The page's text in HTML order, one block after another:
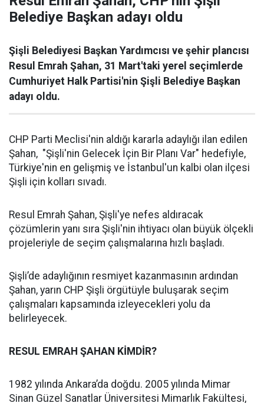
Belediye Başkan adayı oldu
Şişli Belediyesi Başkan Yardımcısı ve şehir plancısı
Resul Emrah Şahan, 31 Mart'taki yerel seçimlerde
Cumhuriyet Halk Partisi'nin Şişli Belediye Başkan
adayı oldu.
CHP Parti Meclisi'nin aldığı kararla adaylığı ilan edilen
Şahan, "Şişli'nin Gelecek İçin Bir Planı Var" hedefiyle,
Türkiye'nin en gelişmiş ve İstanbul'un kalbi olan ilçesi
Şişli için kolları sıvadı.
Resul Emrah Şahan, Şişli'ye nefes aldıracak
çözümlerin yanı sıra Şişli'nin ihtiyacı olan büyük ölçekli
projeleriyle de seçim çalışmalarına hızlı başladı.
Şişli’de adaylığının resmiyet kazanmasının ardından
Şahan, yarın CHP Şişli örgütüyle buluşarak seçim
çalışmaları kapsamında izleyecekleri yolu da
belirleyecek.
RESUL EMRAH ŞAHAN KİMDİR?
1982 yılında Ankara’da doğdu. 2005 yılında Mimar
Sinan Güzel Sanatlar Üniversitesi Mimarlık Fakültesi,